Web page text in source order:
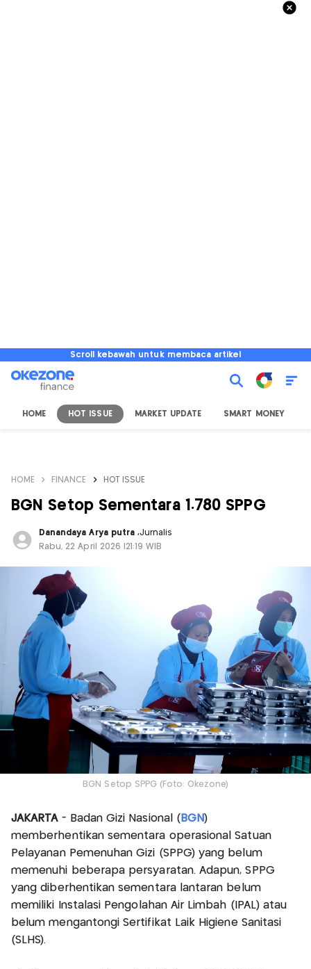
Scroll kebawah untuk membaca artikel
HOME HOT ISSUE MARKET UPDATE SMART MONEY
HOME FINANCE HOT ISSUE
BGN Setop Sementara 1.780 SPPG
Danandaya Arya putra,Jurnalis
Rabu, 22 April 2026 |21:19 WIB
BGN Setop SPPG (Foto: Okezone)
JAKARTA- Badan Gizi Nasional ( BGN )
memberhentikan sementara operasional Satuan
Pelayanan Pemenuhan Gizi (SPPG) yang belum
memenuhi beberapa persyaratan. Adapun, SPPG
yang diberhentikan sementara lantaran belum
memiliki Instalasi Pengolahan Air Limbah (IPAL) atau
belum mengantongi Sertifikat Laik Higiene Sanitasi
(SLHS).